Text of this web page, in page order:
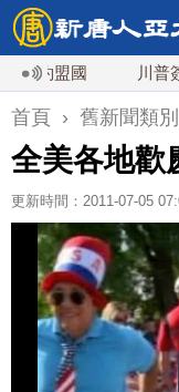
盟國 川普簽
首頁 › 舊新聞類別
全美各地歡
更新時間：2011-07-05